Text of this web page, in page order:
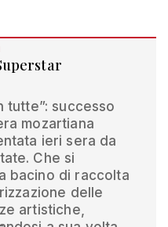
tutte”: successo
mozartiana
ieri sera da
Che si
bacino di raccolta
delle
artistiche,